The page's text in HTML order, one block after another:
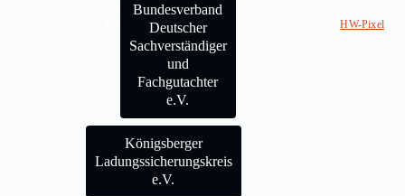
Bundesverband
Deutscher
Sachverständiger
und
Fachgutachter
e.V.
Königsberger
Ladungssicherungskreis
e.V.
HW-Pixel